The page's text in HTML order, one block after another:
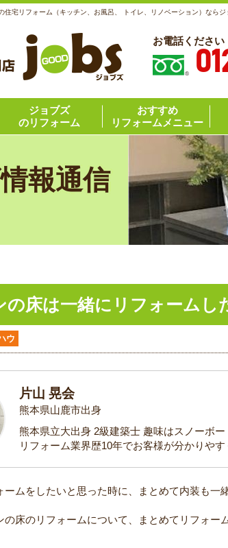
住宅リフォーム（キッチン、お風呂、 トイレ、リノベーション）なら
お電話ください
ジョブズ
のリフォーム
おすすめ
リフォームメニュー
報通信
の床は一緒にリフォームし
ウ
片山 晃会
熊本県山鹿市出身
熊本県立大出身 2級建築士 趣味はスノーボー
リフォーム業界歴10年でお客様が分かりや
ームをしたいと思った時に、まとめて内装も一
の床のリフォームについて、まとめてリフォ